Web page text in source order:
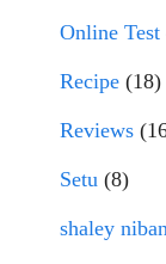
Online Test
Recipe (18)
Reviews
Setu (8)
shaley